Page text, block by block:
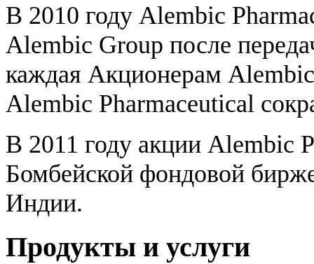
В 2010 году Alembic
Alembic Group после
каждая Акционерам
Alembic Pharmaceutical
В 2011 году акции Alembic
Бомбейской фондовой
Индии.
Продукты и услуги